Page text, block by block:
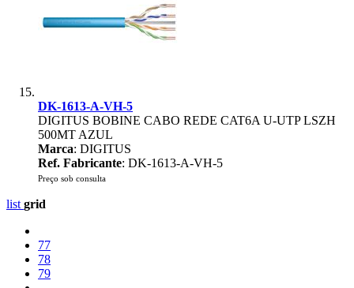
DK-1613-A-VH-5
DIGITUS BOBINE CABO REDE CAT6A U-UTP LSZH
500MT AZUL
Marca: DIGITUS
Ref. Fabricante: DK-1613-A-VH-5
Preço sob consulta
list grid
77
78
79